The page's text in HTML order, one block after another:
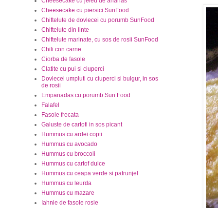
Cheesecake cu piersici SunFood
Chiftelute de dovlecei cu porumb SunFood
Chiftelute din linte
Chiftelute marinate, cu sos de rosii SunFood
Chili con carne
Ciorba de fasole
Clatite cu pui si ciuperci
Dovlecei umpluti cu ciuperci si bulgur, in sos
de rosii
Empanadas cu porumb Sun Food
Falafel
Fasole frecata
Galuste de cartofi in sos picant
Hummus cu ardei copti
Hummus cu avocado
Hummus cu broccoli
Hummus cu cartof dulce
Hummus cu ceapa verde si patrunjel
Hummus cu leurda
Hummus cu mazare
Iahnie de fasole rosie